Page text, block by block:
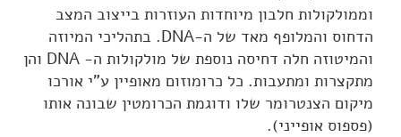
וממולקולות חלבון מיוחדות העוזרות בייצוב המצב
הדחוס והמלופף מאד של ה-DNA. בתהליכי המיוזה
והמיטוזה חלה דחיסה נוספת של מולקולות ה- DNA והן
מתקצרות ומתעבות. כל כרומוזום מאופיין ע"י אורכו
מיקום הצנטרומר שלו ודוגמת הכרומטין שבונה אותו
(פספוס אופייני).